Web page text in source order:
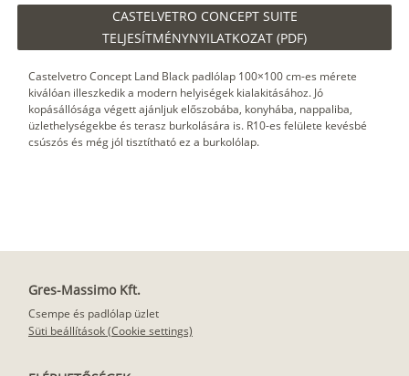
CASTELVETRO CONCEPT SUITE
TELJESÍTMÉNYNYILATKOZAT (PDF)
Castelvetro Concept Land Black padlólap 100×100 cm-es mérete
kiválóan illeszkedik a modern helyiségek kialakitásához. Jó
kopásállósága végett ajánljuk előszobába, konyhába, nappaliba,
üzlethelységekbe és terasz burkolására is. R10-es felülete kevésbé
csúszós és még jól tisztítható ez a burkolólap.
Gres-Massimo Kft.
Csempe és padlólap üzlet
Süti beállítások (Cookie settings)